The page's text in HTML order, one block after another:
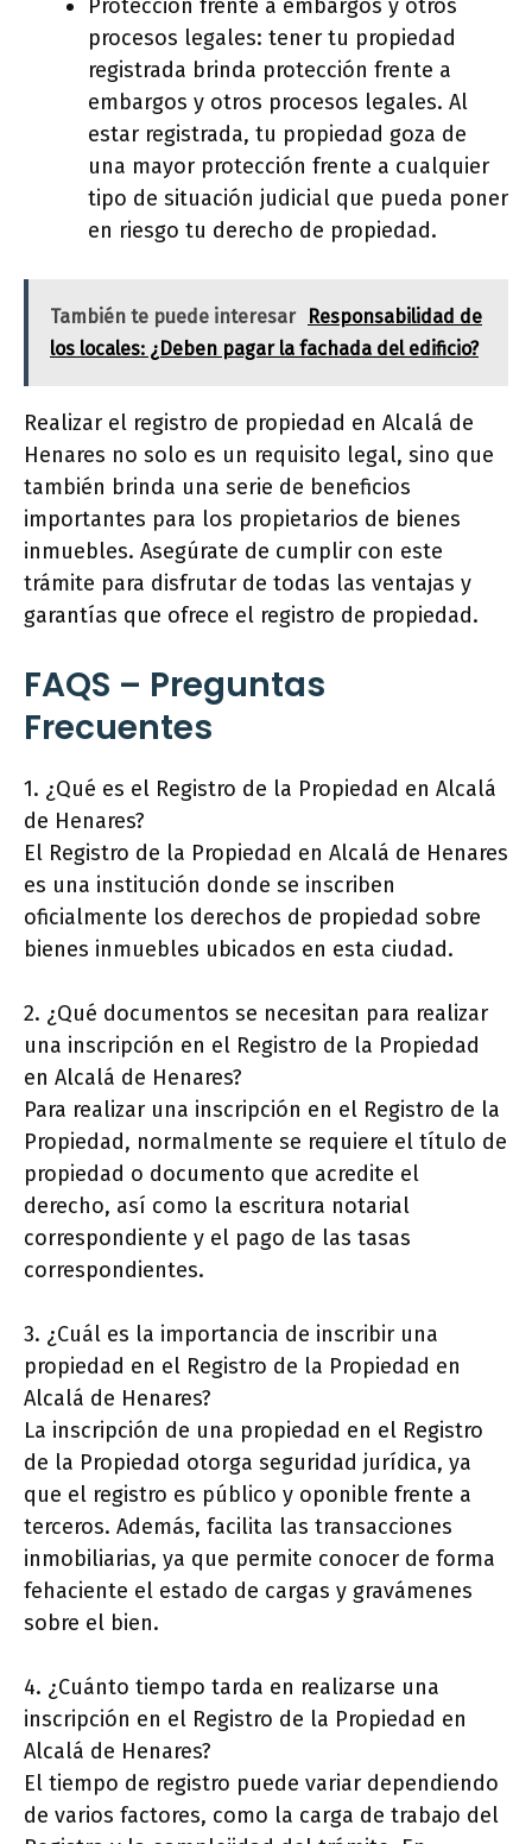
Protección frente a embargos y otros
procesos legales: tener tu propiedad
registrada brinda protección frente a
embargos y otros procesos legales. Al
estar registrada, tu propiedad goza de
una mayor protección frente a cualquier
tipo de situación judicial que pueda poner
en riesgo tu derecho de propiedad.
También te puede interesar
Responsabilidad de
los locales: ¿Deben pagar la fachada del edificio?
Realizar el registro de propiedad en Alcalá de
Henares no solo es un requisito legal, sino que
también brinda una serie de beneficios
importantes para los propietarios de bienes
inmuebles. Asegúrate de cumplir con este
trámite para disfrutar de todas las ventajas y
garantías que ofrece el registro de propiedad.
FAQS – Preguntas
Frecuentes
1. ¿Qué es el Registro de la Propiedad en Alcalá
de Henares?
El Registro de la Propiedad en Alcalá de Henares
es una institución donde se inscriben
oficialmente los derechos de propiedad sobre
bienes inmuebles ubicados en esta ciudad.
2. ¿Qué documentos se necesitan para realizar
una inscripción en el Registro de la Propiedad
en Alcalá de Henares?
Para realizar una inscripción en el Registro de la
Propiedad, normalmente se requiere el título de
propiedad o documento que acredite el
derecho, así como la escritura notarial
correspondiente y el pago de las tasas
correspondientes.
3. ¿Cuál es la importancia de inscribir una
propiedad en el Registro de la Propiedad en
Alcalá de Henares?
La inscripción de una propiedad en el Registro
de la Propiedad otorga seguridad jurídica, ya
que el registro es público y oponible frente a
terceros. Además, facilita las transacciones
inmobiliarias, ya que permite conocer de forma
fehaciente el estado de cargas y gravámenes
sobre el bien.
4. ¿Cuánto tiempo tarda en realizarse una
inscripción en el Registro de la Propiedad en
Alcalá de Henares?
El tiempo de registro puede variar dependiendo
de varios factores, como la carga de trabajo del